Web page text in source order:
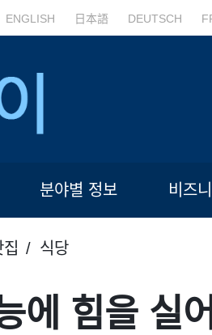
ENGLISH 日本語 DEUTSCH
분야별 정보 비즈
집 식당
에 힘을 실